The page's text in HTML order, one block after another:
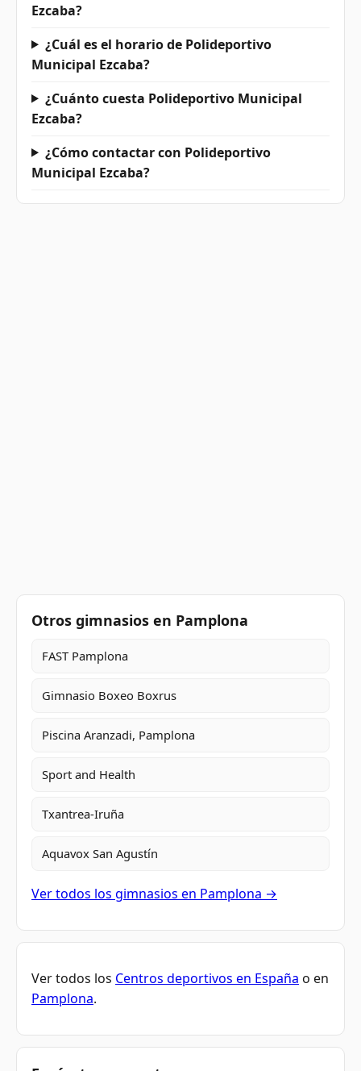
Ezcaba?
¿Cuál es el horario de Polideportivo
Municipal Ezcaba?
¿Cuánto cuesta Polideportivo Municipal
Ezcaba?
¿Cómo contactar con Polideportivo
Municipal Ezcaba?
Otros gimnasios en Pamplona
FAST Pamplona
Gimnasio Boxeo Boxrus
Piscina Aranzadi, Pamplona
Sport and Health
Txantrea-Iruña
Aquavox San Agustín
Ver todos los gimnasios en Pamplona →
Ver todos los Centros deportivos en España o en
Pamplona.